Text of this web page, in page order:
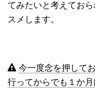
てみたいと考えてお
スメします。
今一度念を押して
行ってからでも１か